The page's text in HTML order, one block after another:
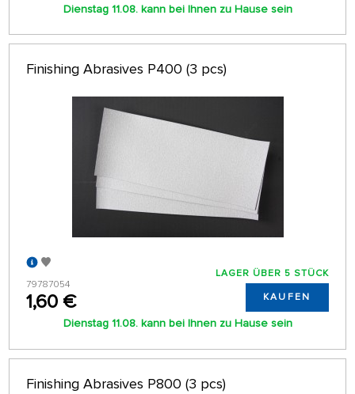
Dienstag 11.08. kann bei Ihnen zu Hause sein
Finishing Abrasives P400 (3 pcs)
79787054
1,60 €
LAGER ÜBER 5 STÜCK
KAUFEN
Dienstag 11.08. kann bei Ihnen zu Hause sein
Finishing Abrasives P800 (3 pcs)